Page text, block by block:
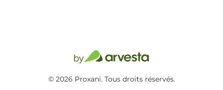
© 2026 Proxani. Tous droits réservés.